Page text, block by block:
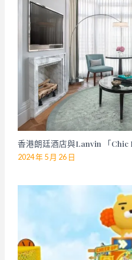
香港朗廷酒店與Lanvin 「Chic
2024 年 5 月 26 日